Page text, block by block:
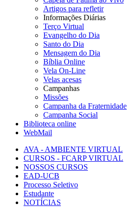
Artigos para refletir
Informações Diárias
Terço Virtual
Evangelho do Dia
Santo do Dia
Mensagem do Dia
Bíblia Online
Vela On-Line
Velas acesas
Campanhas
Missões
Campanha da Fraternidade
Campanha Social
Biblioteca online
WebMail
AVA - AMBIENTE VIRTUAL
CURSOS - FCARP VIRTUAL
NOSSOS CURSOS
EAD-UCB
Processo Seletivo
Estudante
NOTÍCIAS